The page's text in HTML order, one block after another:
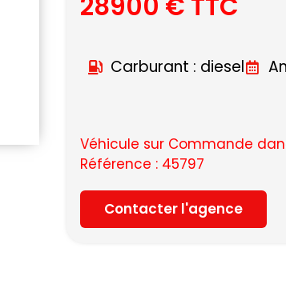
Carburant : diesel
Véhicule sur Commande
Référence : 45797
Contacter l'agence